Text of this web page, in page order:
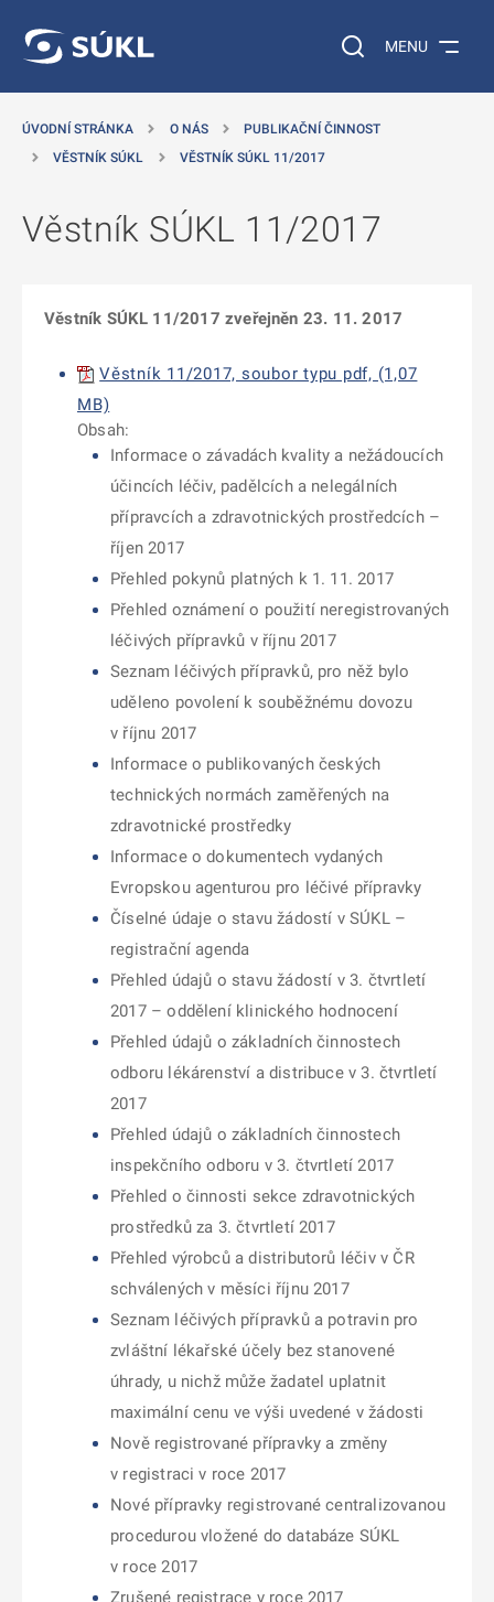
Vyhledávání na
MENU
ÚVODNÍ STRÁNKA O NÁS
PUBLIKAČNÍ ČINNOST
VĚSTNÍK SÚKL
VĚSTNÍK SÚKL 11/2017
Věstník SÚKL 11/2017
Věstník SÚKL 11/2017 zveřejněn 23. 11. 2017
Věstník 11/2017, soubor typu pdf, (1,07
MB)
Obsah:
Informace o závadách kvality a nežádoucích
účincích léčiv, padělcích a nelegálních
přípravcích a zdravotnických prostředcích –
říjen 2017
Přehled pokynů platných k 1. 11. 2017
Přehled oznámení o použití neregistrovaných
léčivých přípravků v říjnu 2017
Seznam léčivých přípravků, pro něž bylo
uděleno povolení k souběžnému dovozu
v říjnu 2017
Informace o publikovaných českých
technických normách zaměřených na
zdravotnické prostředky
Informace o dokumentech vydaných
Evropskou agenturou pro léčivé přípravky
Číselné údaje o stavu žádostí v SÚKL –
registrační agenda
Přehled údajů o stavu žádostí v 3. čtvrtletí
2017 – oddělení klinického hodnocení
Přehled údajů o základních činnostech
odboru lékárenství a distribuce v 3. čtvrtletí
2017
Přehled údajů o základních činnostech
inspekčního odboru v 3. čtvrtletí 2017
Přehled o činnosti sekce zdravotnických
prostředků za 3. čtvrtletí 2017
Přehled výrobců a distributorů léčiv v ČR
schválených v měsíci říjnu 2017
Seznam léčivých přípravků a potravin pro
zvláštní lékařské účely bez stanovené
úhrady, u nichž může žadatel uplatnit
maximální cenu ve výši uvedené v žádosti
Nově registrované přípravky a změny
v registraci v roce 2017
Nové přípravky registrované centralizovanou
procedurou vložené do databáze SÚKL
v roce 2017
Zrušené registrace v roce 2017